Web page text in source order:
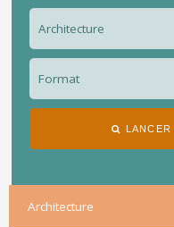
Architecture